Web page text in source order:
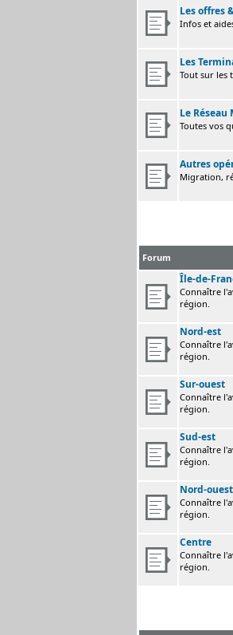
Les offres
Infos et
Les
Tout sur les
Le Réseau
Toutes vos
Autres
Migration,
Forum
Île-de-
Connaître
région.
Nord-est
Connaître
région.
Sur-ouest
Connaître
région.
Sud-est
Connaître
région.
Nord-ouest
Connaître
région.
Centre
Connaître
région.